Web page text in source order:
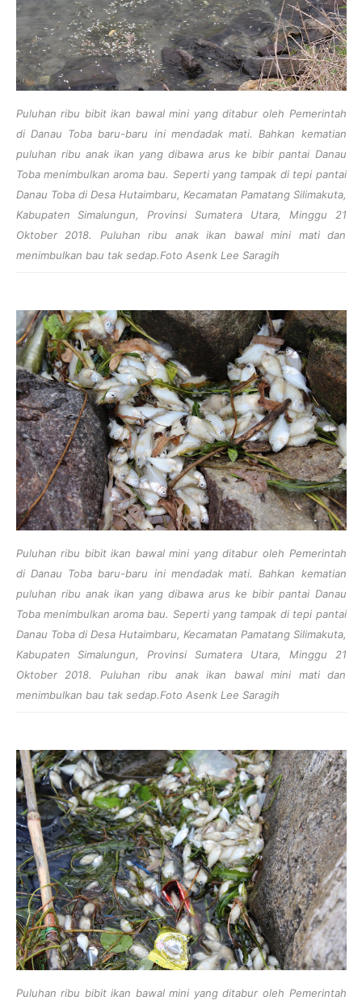
Puluhan ribu bibit ikan bawal mini yang ditabur oleh Pemerintah
di Danau Toba baru-baru ini mendadak mati. Bahkan kematian
puluhan ribu anak ikan yang dibawa arus ke bibir pantai Danau
Toba menimbulkan aroma bau. Seperti yang tampak di tepi pantai
Danau Toba di Desa Hutaimbaru, Kecamatan Pamatang Silimakuta,
Kabupaten Simalungun, Provinsi Sumatera Utara, Minggu 21
Oktober 2018. Puluhan ribu anak ikan bawal mini mati dan
menimbulkan bau tak sedap.Foto Asenk Lee Saragih
Puluhan ribu bibit ikan bawal mini yang ditabur oleh Pemerintah
di Danau Toba baru-baru ini mendadak mati. Bahkan kematian
puluhan ribu anak ikan yang dibawa arus ke bibir pantai Danau
Toba menimbulkan aroma bau. Seperti yang tampak di tepi pantai
Danau Toba di Desa Hutaimbaru, Kecamatan Pamatang Silimakuta,
Kabupaten Simalungun, Provinsi Sumatera Utara, Minggu 21
Oktober 2018. Puluhan ribu anak ikan bawal mini mati dan
menimbulkan bau tak sedap.Foto Asenk Lee Saragih
Puluhan ribu bibit ikan bawal mini yang ditabur oleh Pemerintah